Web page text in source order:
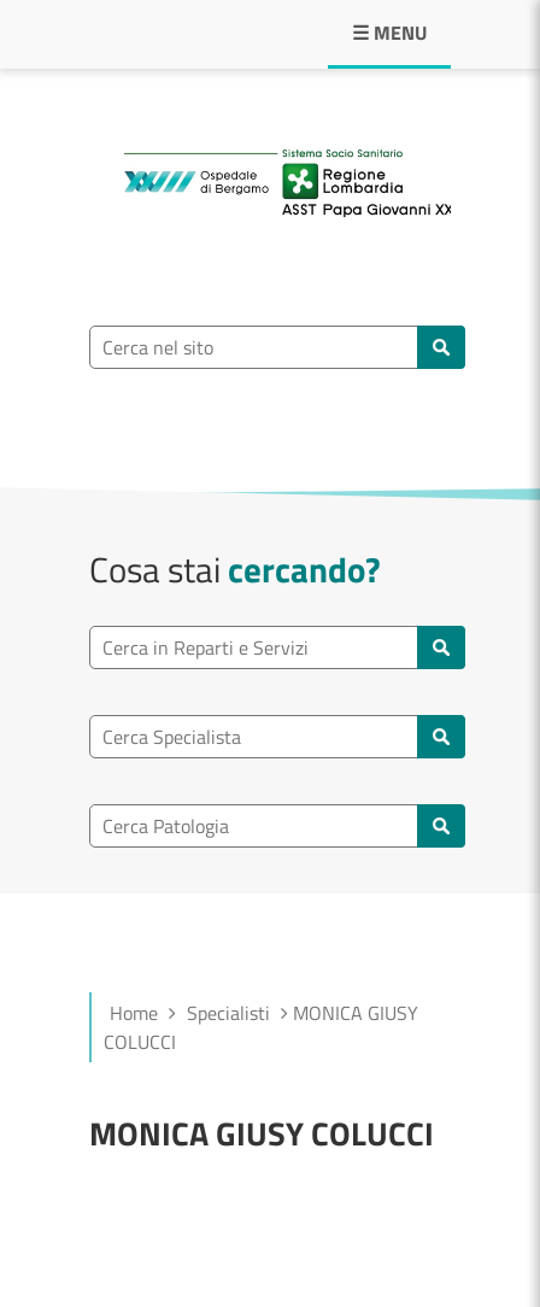
☰ MENU
ASST Papa
Ricerca nel sito
Cosa staicercando?
Ricerca reparto
Ricerca specialisti
Ricerca nel patologia
Home Specialisti
MONICA GIUSY
COLUCCI
MONICA GIUSY COLUCCI